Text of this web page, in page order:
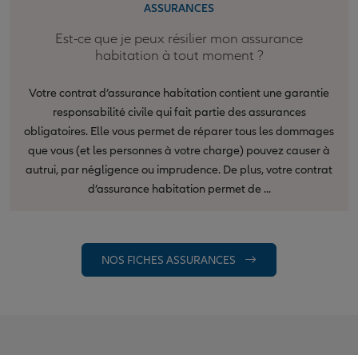
ASSURANCES
Est-ce que je peux résilier mon assurance
habitation à tout moment ?
Votre contrat d’assurance habitation contient une garantie
responsabilité civile qui fait partie des assurances
obligatoires. Elle vous permet de réparer tous les dommages
que vous (et les personnes à votre charge) pouvez causer à
autrui, par négligence ou imprudence. De plus, votre contrat
d’assurance habitation permet de ...
NOS FICHES ASSURANCES